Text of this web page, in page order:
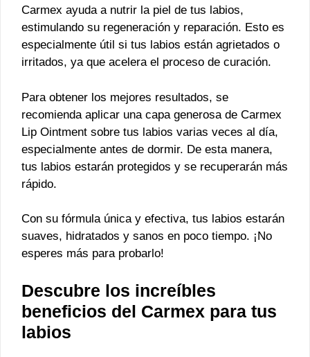
Carmex ayuda a nutrir la piel de tus labios,
estimulando su regeneración y reparación. Esto es
especialmente útil si tus labios están agrietados o
irritados, ya que acelera el proceso de curación.
Para obtener los mejores resultados, se
recomienda aplicar una capa generosa de Carmex
Lip Ointment sobre tus labios varias veces al día,
especialmente antes de dormir. De esta manera,
tus labios estarán protegidos y se recuperarán más
rápido.
Con su fórmula única y efectiva, tus labios estarán
suaves, hidratados y sanos en poco tiempo. ¡No
esperes más para probarlo!
Descubre los increíbles
beneficios del Carmex para tus
labios